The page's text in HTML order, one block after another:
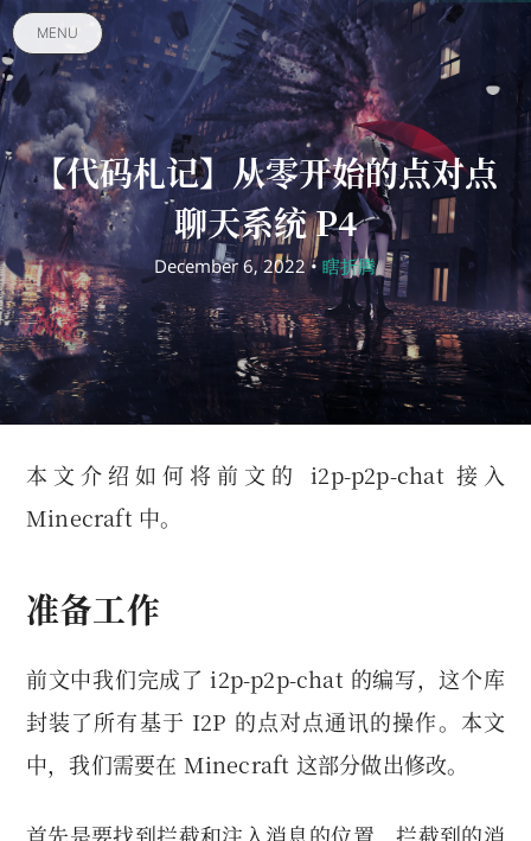
MENU
【代码札记】从零开始的点对点
聊天系统 P4
December 6, 2022 • 瞎折腾
本文介绍如何将前文的 i2p-p2p-chat 接入
Minecraft 中。
准备工作
前文中我们完成了 i2p-p2p-chat 的编写，这个库
封装了所有基于 I2P 的点对点通讯的操作。本文
中，我们需要在 Minecraft 这部分做出修改。